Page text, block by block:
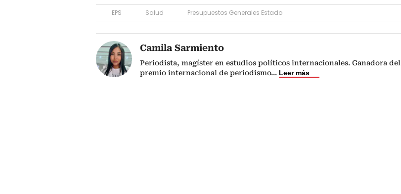
EPS Salud Presupuestos Generales Estado
Camila Sarmiento
Periodista, magíster en estudios políticos internacionales. Ganadora del
premio internacional de periodismo... Leer más